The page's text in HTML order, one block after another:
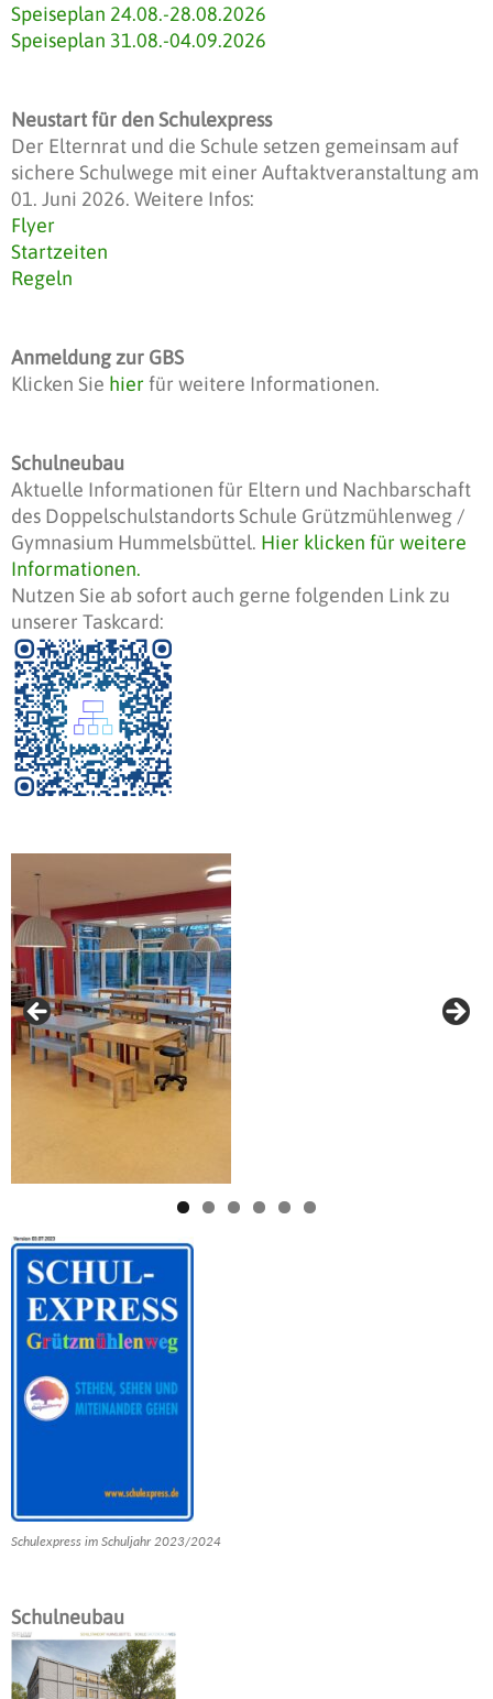
Speiseplan 24.08.-28.08.2026
Speiseplan 31.08.-04.09.2026
Neustart für den Schulexpress
Der Elternrat und die Schule setzen gemeinsam auf
sichere Schulwege mit einer Auftaktveranstaltung am
01. Juni 2026. Weitere Infos:
Flyer
Startzeiten
Regeln
Anmeldung zur GBS
Klicken Sie hierfür weitere Informationen.
Schulneubau
Aktuelle Informationen für Eltern und Nachbarschaft
des Doppelschulstandorts Schule Grützmühlenweg /
Gymnasium Hummelsbüttel. Hier klicken für weitere
Informationen.
Nutzen Sie ab sofort auch gerne folgenden Link zu
unserer Taskcard:
Schulexpress im Schuljahr 2023/2024
Schulneubau